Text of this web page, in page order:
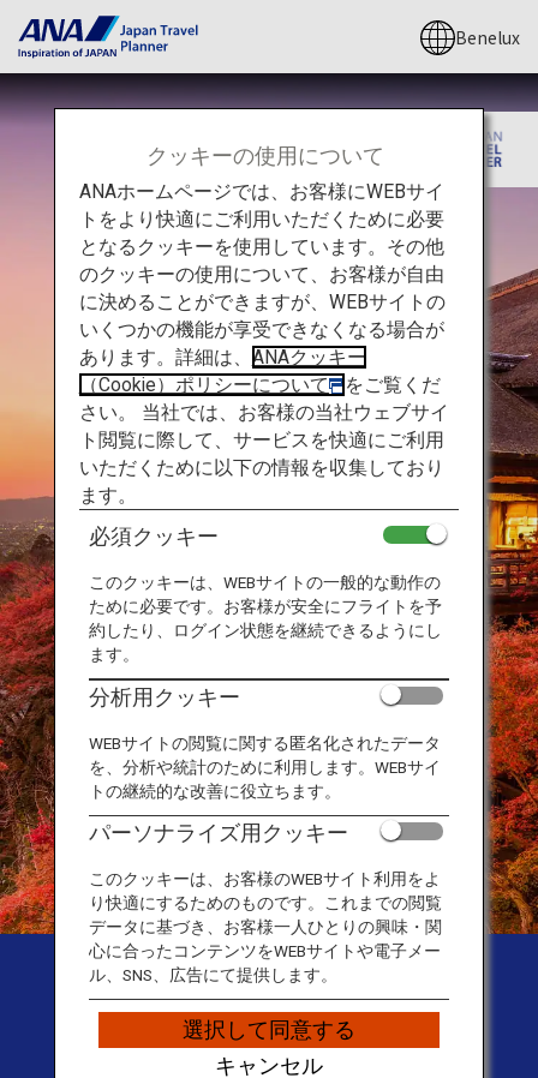
Benelux
Japan Travel Planner |
Travel Guide Website
クッキーの使用について
ANAホームページでは、お客様にWEBサイ
トをより快適にご利用いただくために必要
となるクッキーを使用しています。その他
のクッキーの使用について、お客様が自由
に決めることができますが、WEBサイトの
いくつかの機能が享受できなくなる場合が
あります。詳細は、
ANAクッキー
（Cookie）ポリシーについて
をご覧くだ
さい。 当社では、お客様の当社ウェブサイ
ト閲覧に際して、サービスを快適にご利用
いただくために以下の情報を収集しており
ます。
必須クッキー
このクッキーは、WEBサイトの一般的な動作の
ために必要です。お客様が安全にフライトを予
約したり、ログイン状態を継続できるようにし
ます。
分析用クッキー
WEBサイトの閲覧に関する匿名化されたデータ
を、分析や統計のために利用します。WEBサイ
トの継続的な改善に役立ちます。
パーソナライズ用クッキー
このクッキーは、お客様のWEBサイト利用をよ
り快適にするためのものです。これまでの閲覧
データに基づき、お客様一人ひとりの興味・関
心に合ったコンテンツをWEBサイトや電子メー
ル、SNS、広告にて提供します。
選択して同意する
キャンセル